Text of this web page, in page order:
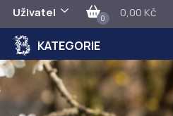
Uživatel 0 0,00 Kč
KATEGORIE